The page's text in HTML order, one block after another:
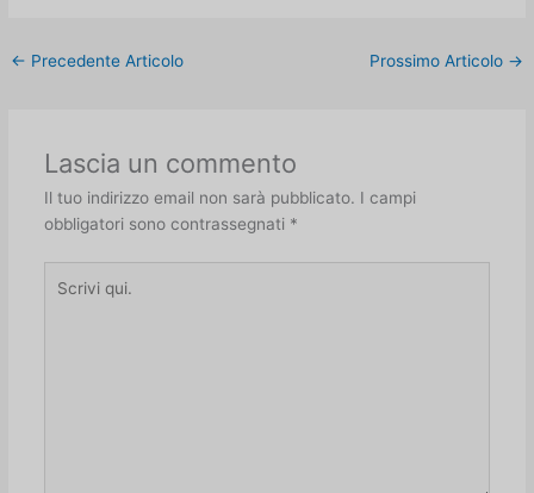
← Precedente Articolo Prossimo Articolo →
Lascia un commento
Il tuo indirizzo email non sarà pubblicato. I campi
obbligatori sono contrassegnati *
qui.